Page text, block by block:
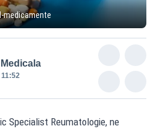
medicamente
Specialist Reumatologie, ne